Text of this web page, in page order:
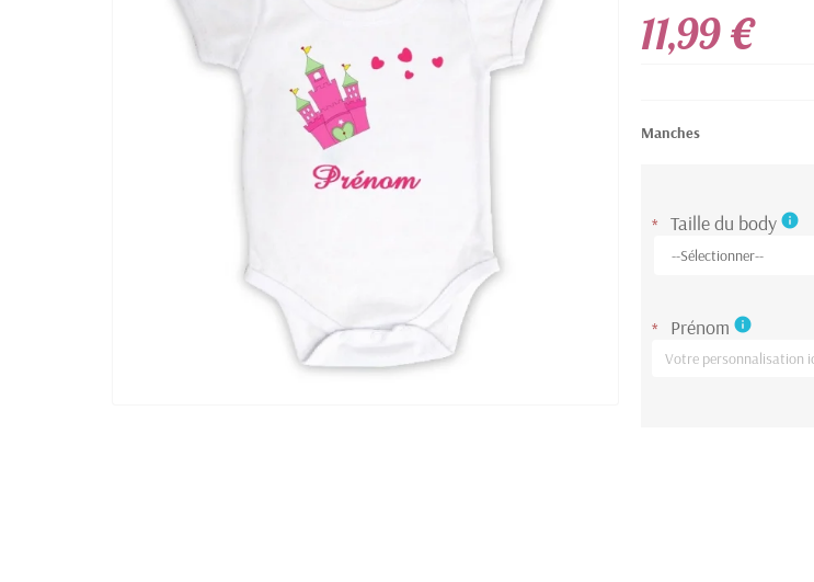
11,99 €
Manches
* Taille du body info
* Prénom info